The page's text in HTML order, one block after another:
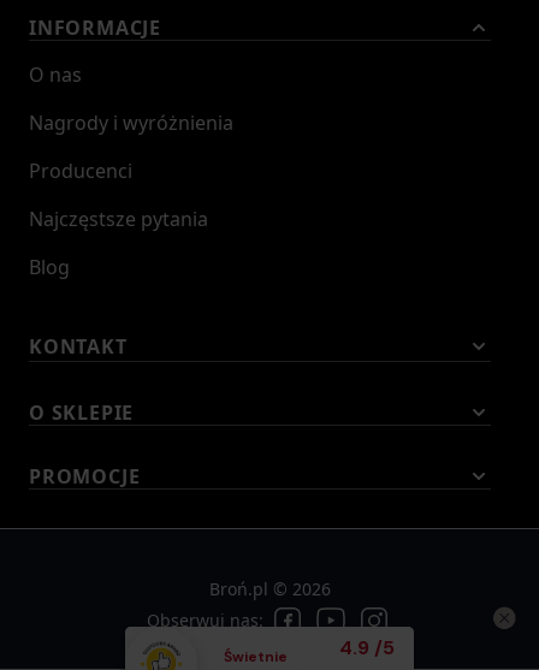
Świetnie Średnia ocena
4.9 /5
INFORMACJE
O nas
Nagrody i wyróżnienia
Producenci
Najczęstsze pytania
Blog
KONTAKT
O SKLEPIE
PROMOCJE
Broń.pl © 2026
Obserwuj nas: